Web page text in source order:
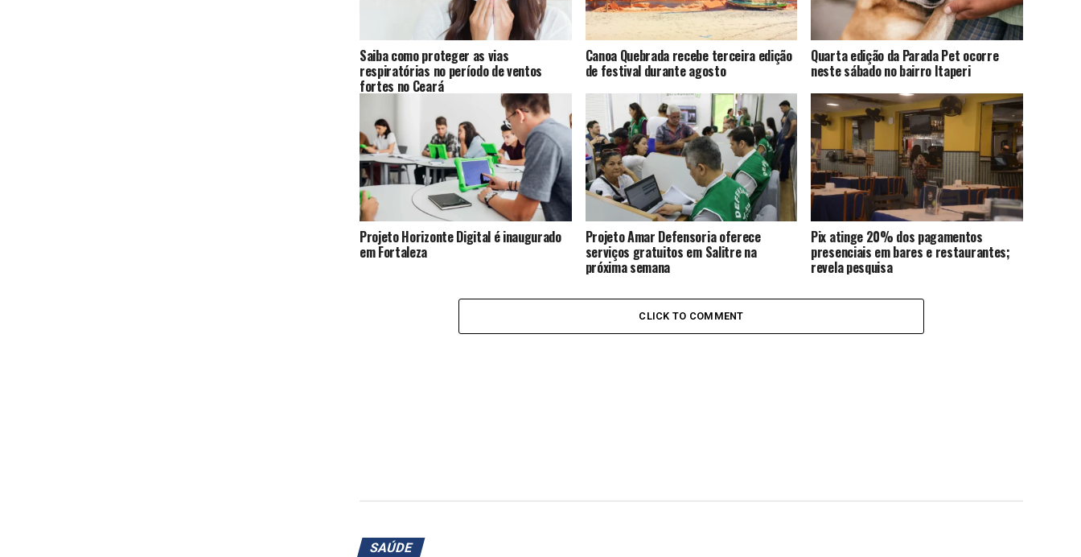
Saiba como proteger as vias
respiratórias no período de ventos
fortes no Ceará
Canoa Quebrada recebe terceira edição
de festival durante agosto
Quarta edição da Parada Pet ocorre
neste sábado no bairro Itaperi
Projeto Horizonte Digital é inaugurado
em Fortaleza
Projeto Amar Defensoria oferece
serviços gratuitos em Salitre na
próxima semana
Pix atinge 20% dos pagamentos
presenciais em bares e restaurantes;
revela pesquisa
CLICK TO COMMENT
SAÚDE